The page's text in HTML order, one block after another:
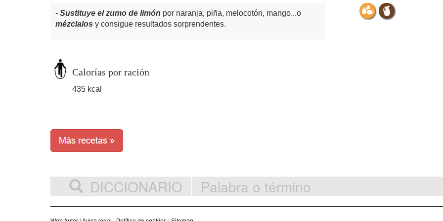
Sustituye el zumo de limón por naranja, piña, melocotón, mango...o
mézclalos y consigue resultados sorprendentes.
Calorías por ración
435 kcal
DICCIONARIO